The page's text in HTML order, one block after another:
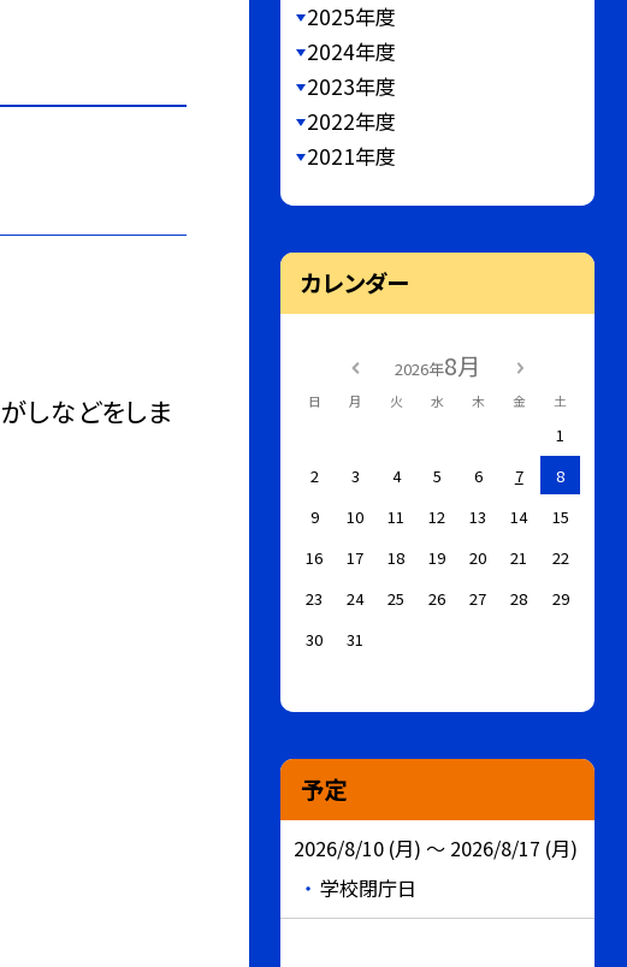
しなどをしま
2025年度
2024年度
2023年度
2022年度
2021年度
カレンダー
2026年8月
日 月 火 水 木 金 土
1
2
3 4 5 6 7
8
9
10 11 12 13 14
15
16
17 18 19 20 21
22
23
24 25 26 27 28
29
30
31
予定
2026/8/10 (月) ～ 2026/8/17 (月)
学校閉庁日